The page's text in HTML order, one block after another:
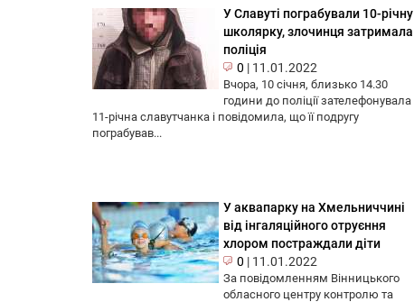
У Славуті пограбували 10-річну
школярку, злочинця затримала
поліція
0 | 11.01.2022
Вчора, 10 січня, близько 14.30
години до поліції зателефонувала
11-річна славутчанка і повідомила, що її подругу
пограбував...
У аквапарку на Хмельниччині
від інгаляційного отруєння
хлором постраждали діти
0 | 11.01.2022
За повідомленням Вінницького
обласного центру контролю та